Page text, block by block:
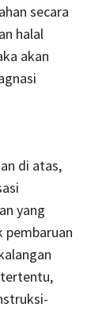
secara
halal
akan
di atas,
yang
pembaruan